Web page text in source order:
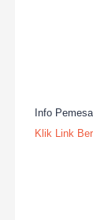
Info
Klik Link